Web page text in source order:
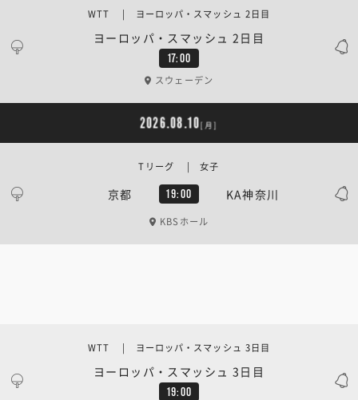
17:00
ヨーロッパ・スマッシュ 2日目
WTT | ヨーロッパ・スマッシュ 2日目
スウェーデン
2026.08.10[月]
京都 19:00 KA神奈川
Tリーグ | 女子
KBSホール
19:00
ヨーロッパ・スマッシュ 3日目
WTT | ヨーロッパ・スマッシュ 3日目